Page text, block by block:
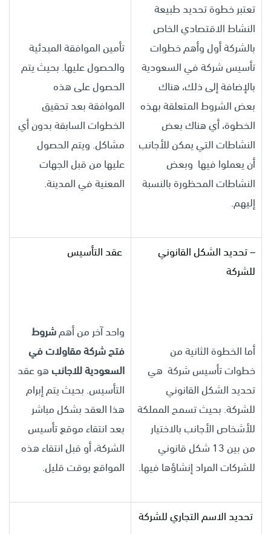
تعتبر خطوة تحديد طبيعة
النشاط الاقتصادي الخاص
بالشركة أول وأهم خطوات
تأسيس شركة في السعودية
بالإضافة إلى ذلك، هناك
بعض الشروط المتعلقة بهذه
الخطوة، أي هناك بعض
النشاطات التي يمكن للأجانب
أن يعملوا فيها وبعض
النشاطات المحظورة بالنسبة
إليهم.
تأمين الموافقة المبدئية
والحصول عليها. بحيث يتم
الحصول على هذه
الموافقة بعد تحقيق
الخطوات السابقة بدون أي
مشاكل. ويتم الحصول
عليها من قبل الجهات
المعنية في المدينة.
– تحديد الشكل القانوني
للشركة
أما الخطوة الثانية من
خطوات تأسيس شركة هي
تحديد الشكل القانوني
للشركة. بحيث تسمح المملكة
للأشخاص الأجانب بالاختيار
من بين 13 شكل قانوني
للشركات المراد إنشاؤها فيها.
عقد التأسيس
واحد آخر من أهمشروط
فتح شركة مقاولات في
السعودية للاجانب هو عقد
التأسيس. بحيث يتم إبرام
هذا العقد بشكل مباشر
بعد انتقاء موقع تأسيس
الشركة، أو قبل انتقاء هذه
المواقع بوقت قليل.
تحديد الاسم التجاري للشركة